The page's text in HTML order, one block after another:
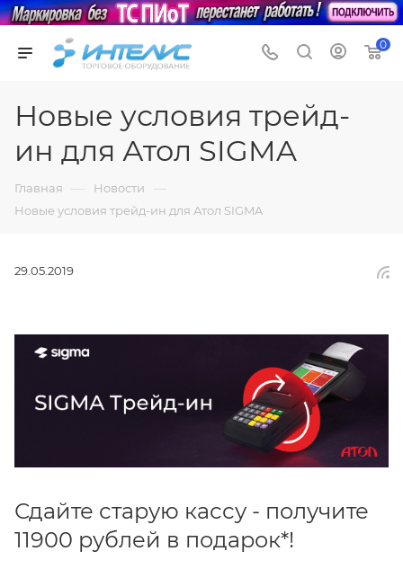
0
Новые условия трейд-
ин для Атол SIGMA
Главная — Новости —
Новые условия трейд-ин для Атол SIGMA
29.05.2019
Сдайте старую кассу - получите
11900 рублей в подарок*!